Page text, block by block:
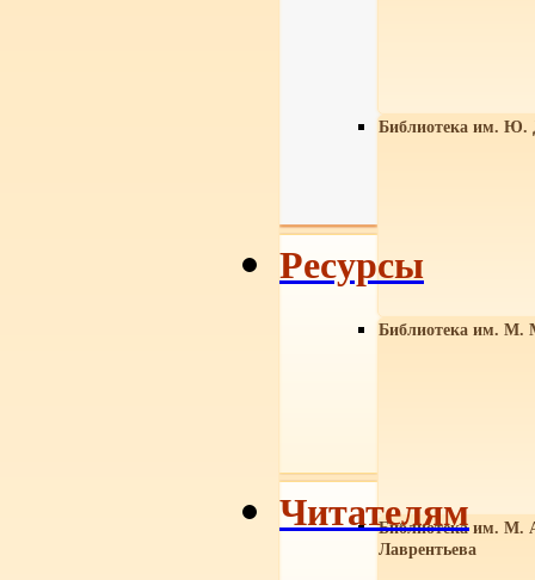
Библиотека им. Ю.
Библиотека им. М.
Библиотека им. М.
Лаврентьева
Ресурсы
Читателям